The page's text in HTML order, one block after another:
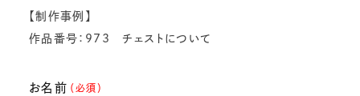
【制作事例】
作品番号：973 チェストについて
お名前 （必須）